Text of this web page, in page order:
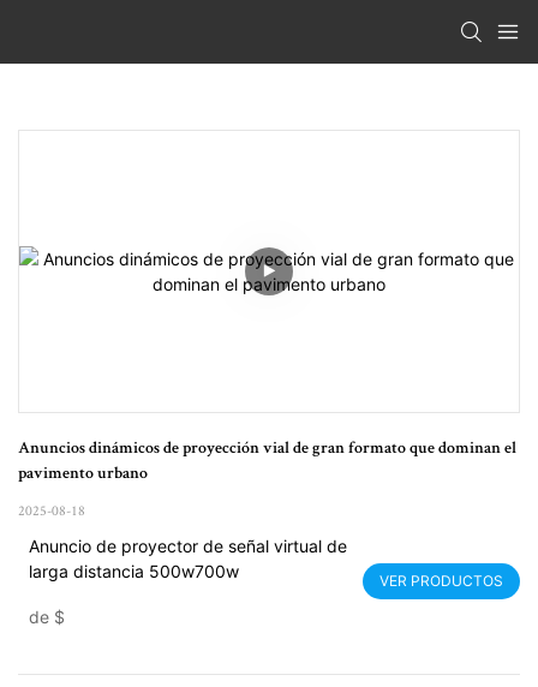
Anuncios dinámicos de proyección vial de gran formato que dominan el
pavimento urbano
2025-08-18
Anuncio de proyector de señal virtual de
larga distancia 500w700w
de $
VER PRODUCTOS